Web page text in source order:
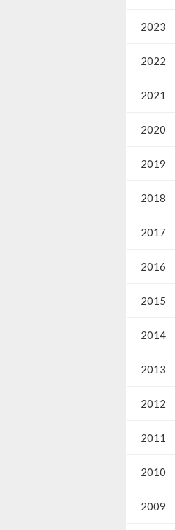
2023
2022
2021
2020
2019
2018
2017
2016
2015
2014
2013
2012
2011
2010
2009